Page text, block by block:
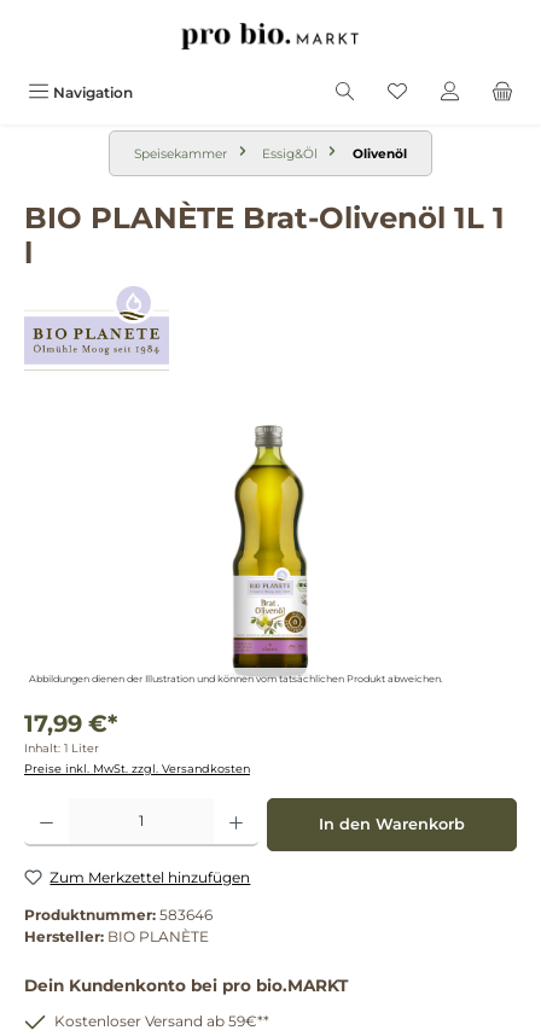
Navigation
Speisekammer Essig&Öl Olivenöl
BIO PLANÈTE Brat-Olivenöl 1L 1
l
Abbildungen dienen der Illustration und können vom tatsächlichen Produkt abweichen.
17,99 €*
Inhalt: 1 Liter
Preise inkl. MwSt. zzgl. Versandkosten
Produkt Anzahl: Gib den gewünschten Wert ein oder benutze die Schaltflächen um
In den Warenkorb
Zum Merkzettel hinzufügen
Produktnummer: 583646
Hersteller: BIO PLANÈTE
Dein Kundenkonto bei pro bio.MARKT
Kostenloser Versand ab 59€**